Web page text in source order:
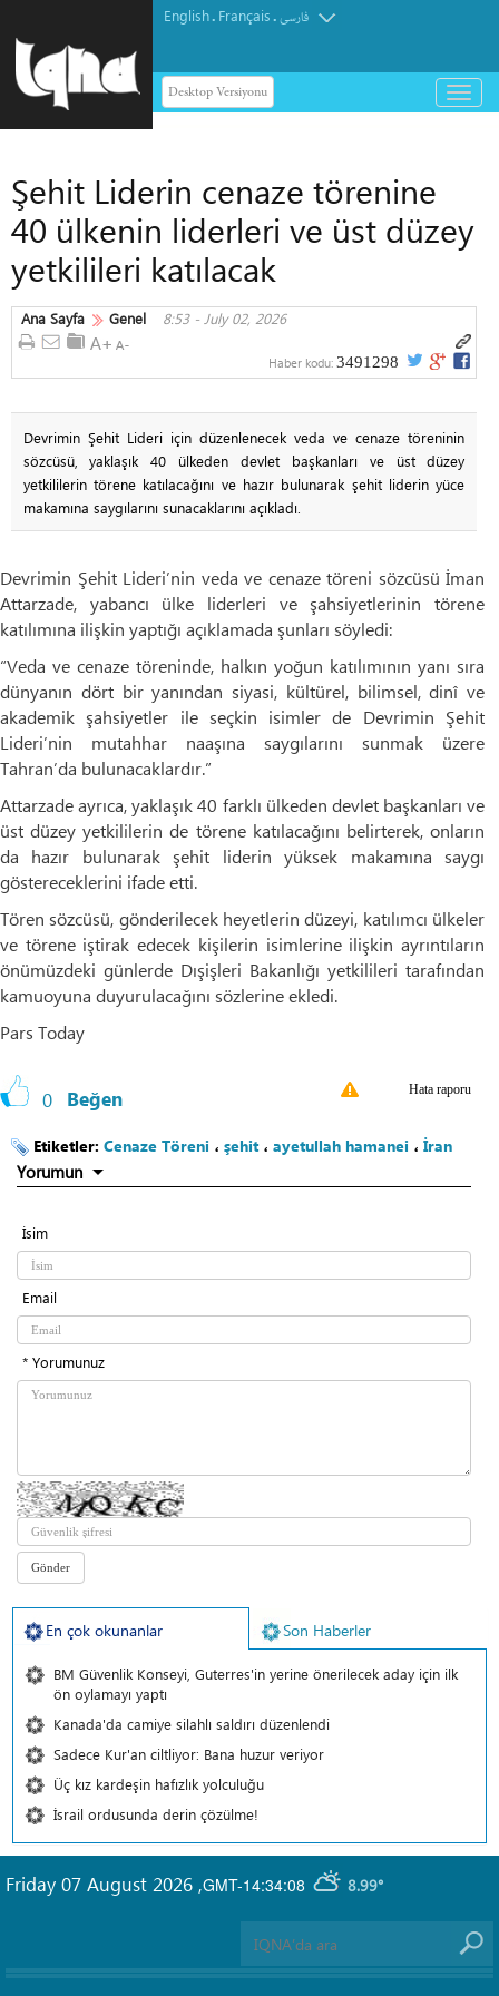
English. Français.فارسی
Desktop Versiyonu
باز
و
Şehit Liderin cenaze törenine
40 ülkenin liderleri ve üst düzey
yetkilileri katılacak
Ana Sayfa Genel 8:53 - July 02, 2026
Haber kodu: 3491298
Devrimin Şehit Lideri için düzenlenecek veda ve cenaze töreninin
sözcüsü, yaklaşık 40 ülkeden devlet başkanları ve üst düzey
yetkililerin törene katılacağını ve hazır bulunarak şehit liderin yüce
makamına saygılarını sunacaklarını açıkladı.
Devrimin Şehit Lideri’nin veda ve cenaze töreni sözcüsü İman
Attarzade, yabancı ülke liderleri ve şahsiyetlerinin törene
katılımına ilişkin yaptığı açıklamada şunları söyledi:
“Veda ve cenaze töreninde, halkın yoğun katılımının yanı sıra
dünyanın dört bir yanından siyasi, kültürel, bilimsel, dinî ve
akademik şahsiyetler ile seçkin isimler de Devrimin Şehit
Lideri’nin mutahhar naaşına saygılarını sunmak üzere
Tahran’da bulunacaklardır.”
Attarzade ayrıca, yaklaşık 40 farklı ülkeden devlet başkanları ve
üst düzey yetkililerin de törene katılacağını belirterek, onların
da hazır bulunarak şehit liderin yüksek makamına saygı
göstereceklerini ifade etti.
Tören sözcüsü, gönderilecek heyetlerin düzeyi, katılımcı ülkeler
ve törene iştirak edecek kişilerin isimlerine ilişkin ayrıntıların
önümüzdeki günlerde Dışişleri Bakanlığı yetkilileri tarafından
kamuoyuna duyurulacağını sözlerine ekledi.
Pars Today
0 Beğen Hata raporu
Etiketler: Cenaze Töreni ، şehit، ayetullah hamanei ، İran
Yorumun
İsim
Email
* Yorumunuz
En çok okunanlar Son Haberler
BM Güvenlik Konseyi, Guterres'in yerine önerilecek aday için ilk
ön oylamayı yaptı
Kanada'da camiye silahlı saldırı düzenlendi
Sadece Kur'an ciltliyor: Bana huzur veriyor
Üç kız kardeşin hafızlık yolculuğu
İsrail ordusunda derin çözülme!
GMT-14:34:08 8.99°
Friday 07 August 2026 ,